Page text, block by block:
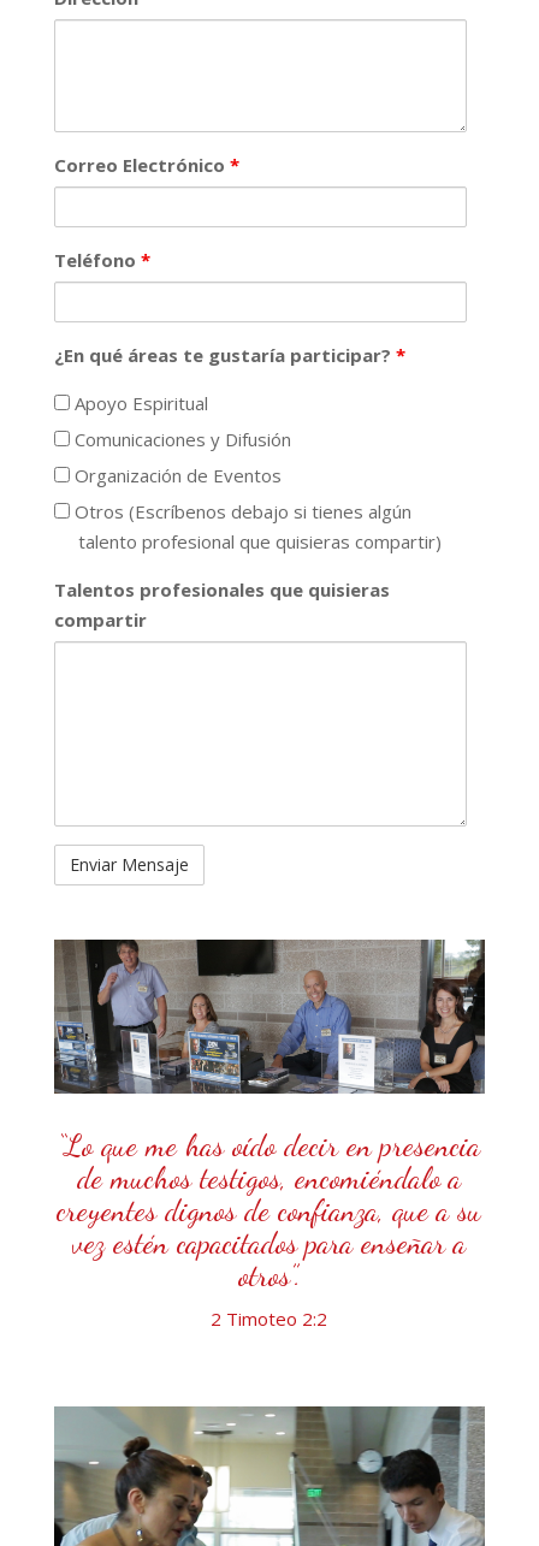
Correo Electrónico *
Teléfono *
¿En qué áreas te gustaría participar? *
Apoyo Espiritual
Comunicaciones y Difusión
Organización de Eventos
Otros (Escríbenos debajo si tienes algún
talento profesional que quisieras compartir)
Talentos profesionales que quisieras
compartir
“Lo que me has oído decir en presencia
de muchos testigos, encomiéndalo a
creyentes dignos de confianza, que a su
vez estén capacitados para enseñar a
otros”.
2 Timoteo 2:2